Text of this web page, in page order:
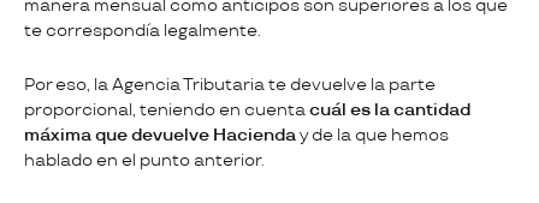
manera mensual como anticipos son superiores a los que
te correspondía legalmente.
Por eso, la Agencia Tributaria te devuelve la parte
proporcional, teniendo en cuentacuál es la cantidad
máxima que devuelve Hacienday de la que hemos
hablado en el punto anterior.